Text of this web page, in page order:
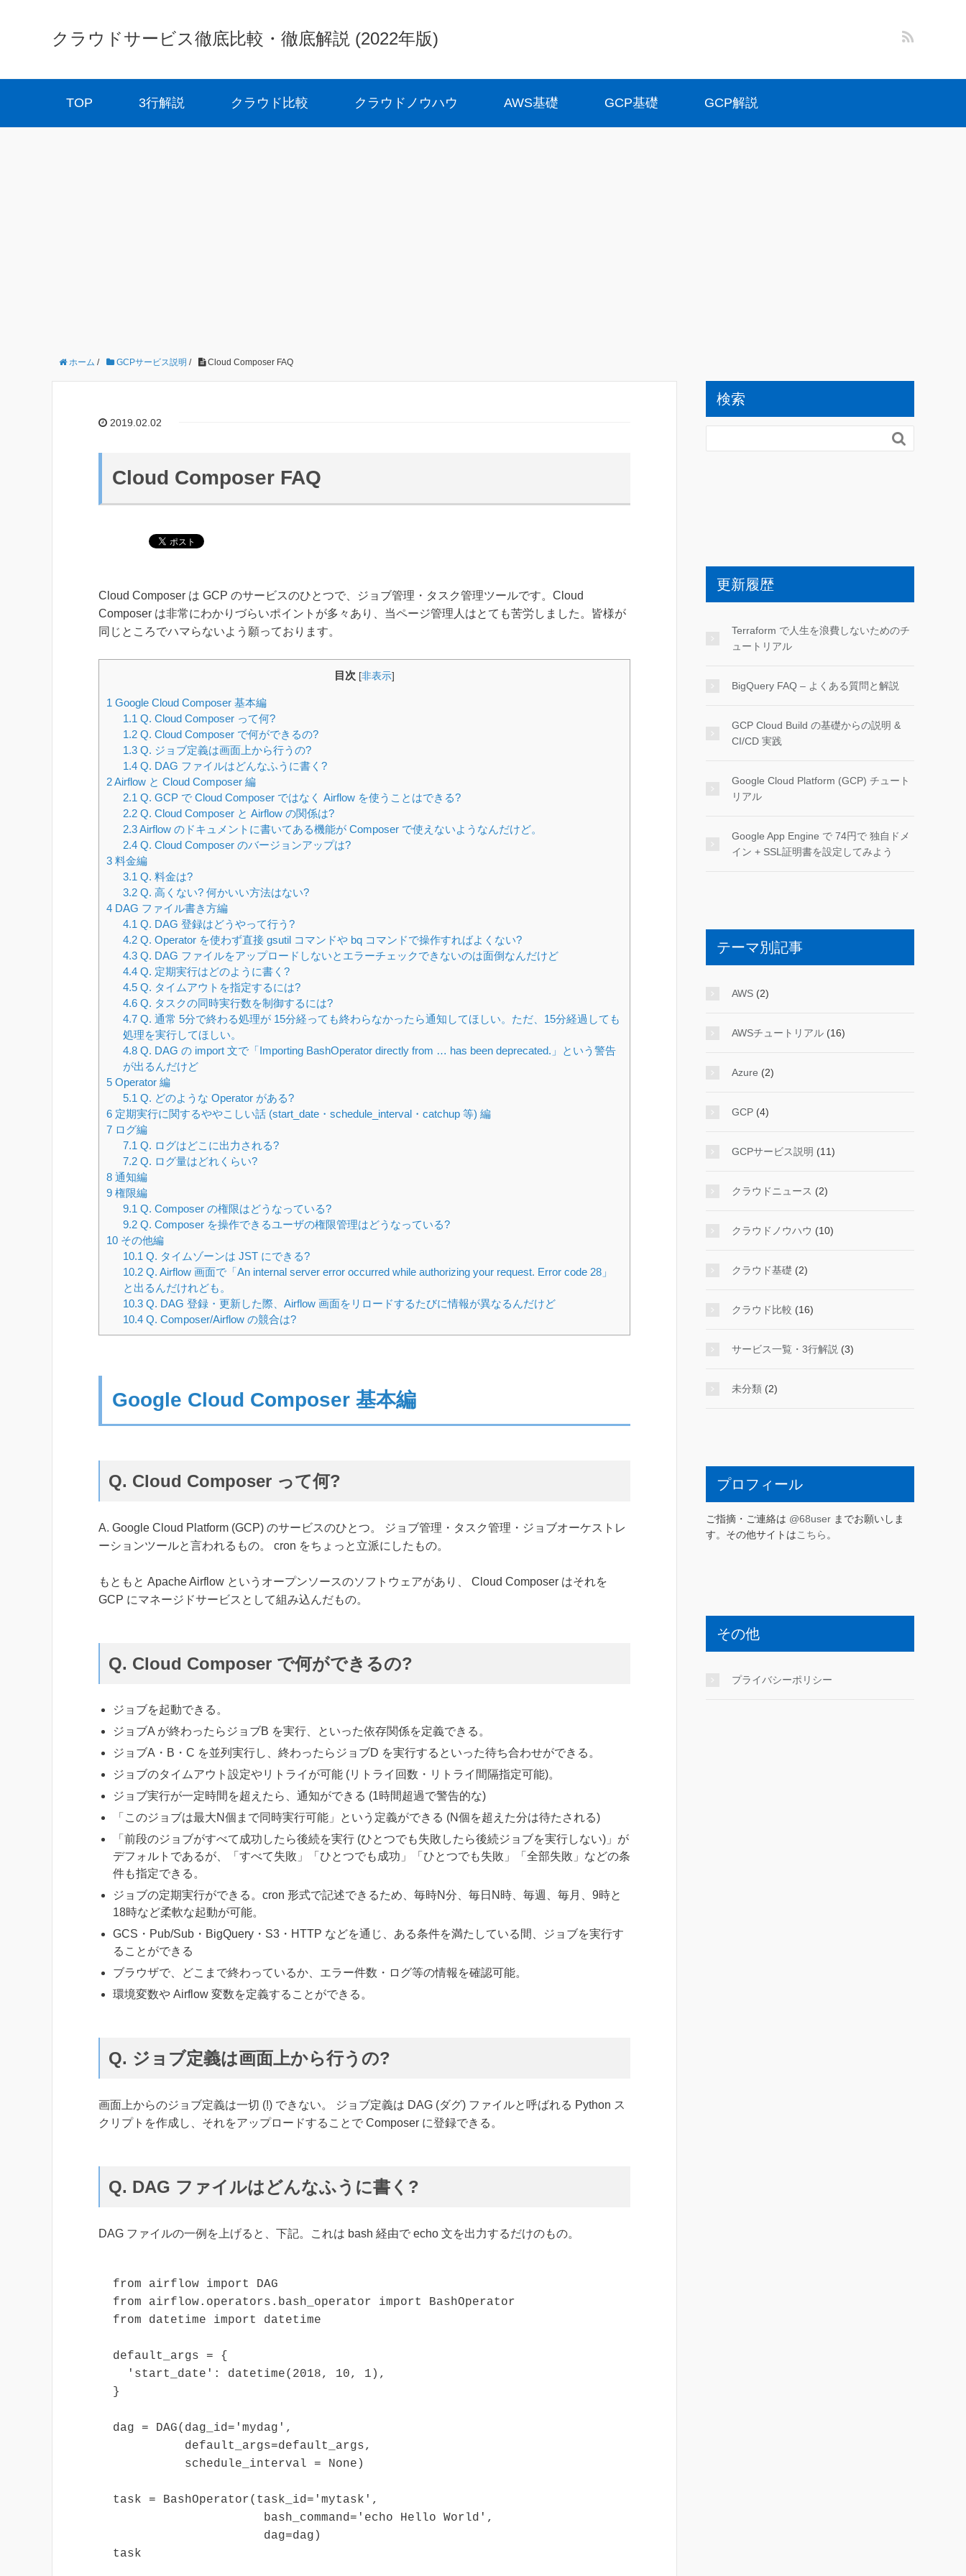
クラウドサービス徹底比較・徹底解説 (2022年版)
TOP 3行解説 クラウド比較 クラウドノウハウ AWS基礎 GCP基礎 GCP解説
ホーム / GCPサービス説明 / Cloud Composer FAQ
2019.02.02
Cloud Composer FAQ
Cloud Composer は GCP のサービスのひとつで、ジョブ管理・タスク管理ツールです。Cloud
Composer は非常にわかりづらいポイントが多々あり、当ページ管理人はとても苦労しました。皆様が
同じところでハマらないよう願っております。
目次 [非表示]
1 Google Cloud Composer 基本編
1.1 Q. Cloud Composer って何?
1.2Q. Cloud Composer で何ができるの?
1.3Q. ジョブ定義は画面上から行うの?
1.4Q. DAG ファイルはどんなふうに書く?
2Airflow と Cloud Composer 編
2.1 Q. GCP で Cloud Composer ではなく Airflow を使うことはできる?
2.2Q. Cloud Composer と Airflow の関係は?
2.3Airflow のドキュメントに書いてある機能が Composer で使えないようなんだけど。
2.4Q. Cloud Composer のバージョンアップは?
3 料金編
3.1 Q. 料金は?
3.2Q. 高くない? 何かいい方法はない?
4 DAG ファイル書き方編
4.1 Q. DAG 登録はどうやって行う?
4.2Q. Operator を使わず直接 gsutil コマンドや bq コマンドで操作すればよくない?
4.3Q. DAG ファイルをアップロードしないとエラーチェックできないのは面倒なんだけど
4.4Q. 定期実行はどのように書く?
4.5Q. タイムアウトを指定するには?
4.6Q. タスクの同時実行数を制御するには?
4.7Q. 通常 5分で終わる処理が 15分経っても終わらなかったら通知してほしい。ただ、15分経過しても
処理を実行してほしい。
4.8Q. DAG の import 文で「Importing BashOperator directly from … has been deprecated.」という警告
が出るんだけど
5 Operator 編
5.1 Q. どのような Operator がある?
6 定期実行に関するややこしい話 (start_date・schedule_interval・catchup 等) 編
7 ログ編
7.1 Q. ログはどこに出力される?
7.2Q. ログ量はどれくらい?
8 通知編
9 権限編
9.1 Q. Composer の権限はどうなっている?
9.2Q. Composer を操作できるユーザの権限管理はどうなっている?
10 その他編
10.1 Q. タイムゾーンは JST にできる?
10.2Q. Airflow 画面で「An internal server error occurred while authorizing your request. Error code 28」
と出るんだけれども。
10.3Q. DAG 登録・更新した際、Airflow 画面をリロードするたびに情報が異なるんだけど
10.4Q. Composer/Airflow の競合は?
Google Cloud Composer 基本編
Q. Cloud Composer って何?
A. Google Cloud Platform (GCP) のサービスのひとつ。 ジョブ管理・タスク管理・ジョブオーケストレ
ーションツールと言われるもの。 cron をちょっと立派にしたもの。
もともと Apache Airflow というオープンソースのソフトウェアがあり、 Cloud Composer はそれを
GCP にマネージドサービスとして組み込んだもの。
Q. Cloud Composer で何ができるの?
ジョブを起動できる。
ジョブA が終わったらジョブB を実行、といった依存関係を定義できる。
ジョブA・B・C を並列実行し、終わったらジョブD を実行するといった待ち合わせができる。
ジョブのタイムアウト設定やリトライが可能 (リトライ回数・リトライ間隔指定可能)。
ジョブ実行が一定時間を超えたら、通知ができる (1時間超過で警告的な)
「このジョブは最大N個まで同時実行可能」という定義ができる (N個を超えた分は待たされる)
「前段のジョブがすべて成功したら後続を実行 (ひとつでも失敗したら後続ジョブを実行しない)」が
デフォルトであるが、「すべて失敗」「ひとつでも成功」「ひとつでも失敗」「全部失敗」などの条
件も指定できる。
ジョブの定期実行ができる。cron 形式で記述できるため、毎時N分、毎日N時、毎週、毎月、9時と
18時など柔軟な起動が可能。
GCS・Pub/Sub・BigQuery・S3・HTTP などを通じ、ある条件を満たしている間、ジョブを実行す
ることができる
ブラウザで、どこまで終わっているか、エラー件数・ログ等の情報を確認可能。
環境変数や Airflow 変数を定義することができる。
Q. ジョブ定義は画面上から行うの?
画面上からのジョブ定義は一切 (!) できない。 ジョブ定義は DAG (ダグ) ファイルと呼ばれる Python ス
クリプトを作成し、それをアップロードすることで Composer に登録できる。
Q. DAG ファイルはどんなふうに書く?
DAG ファイルの一例を上げると、下記。これは bash 経由で echo 文を出力するだけのもの。
from airflow import DAG
from airflow.operators.bash_operator import BashOperator
from datetime import datetime
default_args = {
}
dag = DAG(dag_id='mydag',
task = BashOperator(task_id='mytask',
検索

更新履歴
Terraform で人生を浪費しないためのチ
ュートリアル
BigQuery FAQ – よくある質問と解説
GCP Cloud Build の基礎からの説明 &
CI/CD 実践
Google Cloud Platform (GCP) チュート
リアル
Google App Engine で 74円で 独自ドメ
イン + SSL証明書を設定してみよう
テーマ別記事
AWS (2)
AWSチュートリアル (16)
Azure (2)
GCP (4)
GCPサービス説明 (11)
クラウドニュース (2)
クラウドノウハウ (10)
クラウド基礎 (2)
クラウド比較 (16)
サービス一覧・3行解説 (3)
未分類 (2)
プロフィール
ご指摘・ご連絡は @68user までお願いしま
す。その他サイトはこちら 。
その他
プライバシーポリシー